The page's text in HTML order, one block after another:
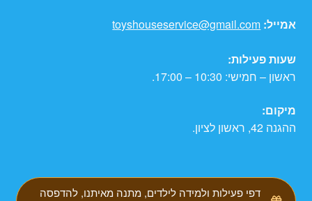
אמייל: toyshouseservice@gmail.com
שעות פעילות:
ראשון – חמישי: 10:30 – 17:00.
מיקום:
ההגנה 42, ראשון לציון.
דפי פעילות ולמידה לילדים, מתנה מאיתנו, להדפסה